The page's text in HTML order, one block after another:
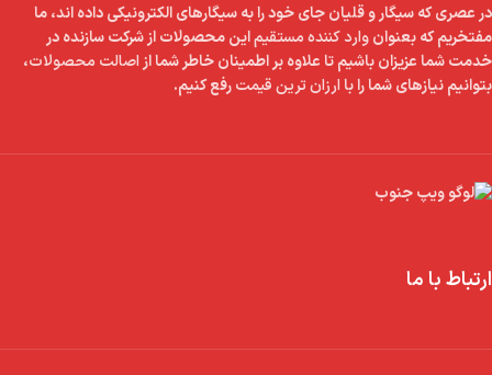
در عصری که سیگار و قلیان جای خود را به سیگارهای الکترونیکی داده اند، ما
مفتخریم که بعنوانوارد کننده مستقیماین محصولات از شرکت سازنده در
خدمت شما عزیزان باشیم تا علاوه بر اطمینان خاطر شما از اصالت محصولات،
بتوانیم نیازهای شما را باارزان ترین قیمترفع کنیم.
ارتباط با ما